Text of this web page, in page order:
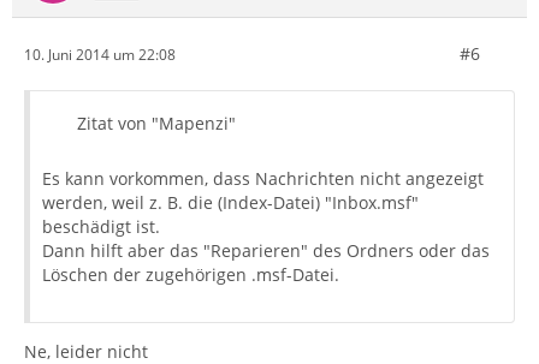
10. Juni 2014 um 22:08 #6
Zitat von "Mapenzi"
Es kann vorkommen, dass Nachrichten nicht angezeigt
werden, weil z. B. die (Index-Datei) "Inbox.msf"
beschädigt ist.
Dann hilft aber das "Reparieren" des Ordners oder das
Löschen der zugehörigen .msf-Datei.
Ne, leider nicht